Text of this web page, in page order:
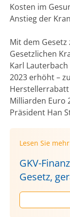
Kosten im
Anstieg der
Mit dem
Gesetzlichen
Karl
2023 erhöht –
Herstellerrabatt
Milliarden Euro
Präsident Han
Lesen Sie
GKV-
Gesetz,